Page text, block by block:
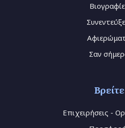
Σαν
Βρείτε
Επιχειρήσεις -